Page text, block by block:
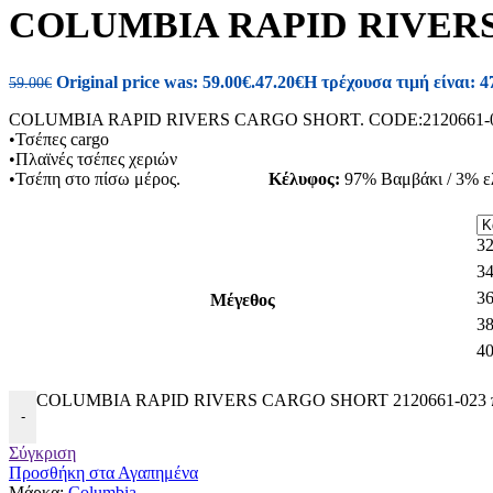
COLUMBIA RAPID
59.00€ Original price was: 59.00€.47.20€Η τρέχουσα τιμή είναι:
COLUMBIA RAPID RIVERS CARGO
•Τσέπες cargo
•Πλαϊνές τσέπες χεριών
•Τσέπη στο πίσω μέρος. Κέλυφος: 97% Βαμβάκι / 3%
Μέγεθος
32
34
36
38
40
-
COLUMBIA RAPID RIVERS CARGO SHORT 2120661-023
Σύγκριση
Προσθήκη στα Αγαπημένα